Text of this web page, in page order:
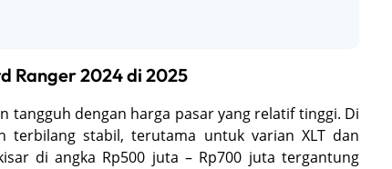
Ranger 2024 di 2025
tangguh dengan harga pasar yang relatif tinggi. Di
terbilang stabil, terutama untuk varian XLT dan
di angka Rp500 juta – Rp700 juta tergantung